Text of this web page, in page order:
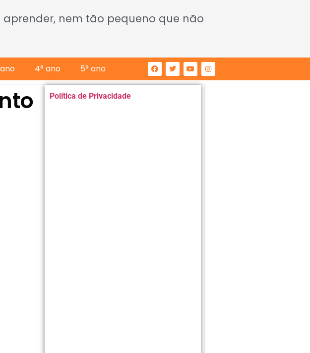
nem tão pequeno que não
4° ano 5° ano
Política de Privacidade